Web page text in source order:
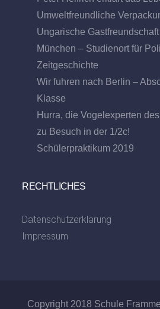
Umweltfreundliche
Ungarische
München – Studienort für
Zeitgeschichte
Wir fuhren nach Berlin –
Klasse
Hurra, die Vogelexperten
zu Besuch in der 1/2c!
Schülerpraktikum 2019
RECHTLICHES
Datenschutzerklärung
Impressum
Copyright 2018 Schule